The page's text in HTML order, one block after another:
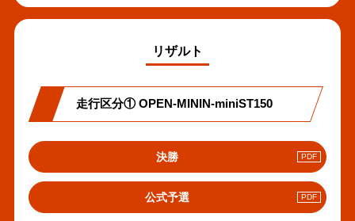
リザルト
走行区分① OPEN-MININ-miniST150
決勝PDF
へ
の
リ
ン
公式予選PDF
へ